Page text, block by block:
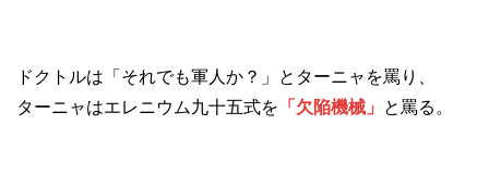
ドクトルは「それでも軍人か？」とターニャを罵り、
ターニャはエレニウム九十五式を 「欠陥機械」 と罵る。